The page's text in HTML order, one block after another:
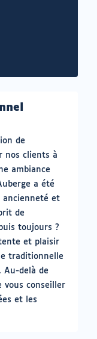
de
nos clients à
ambiance
a été
ancienneté et
de
toujours ?
et plaisir
traditionnelle
Au-delà de
vous conseiller
et les